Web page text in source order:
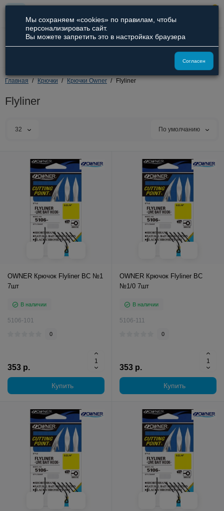
8 (800) 551-09-94
8 (929) 836-66-51
Главная Крючки Крючки Owner Flyliner
Flyliner
32 По умолчанию
OWNER Крючок Flyliner BC №1
7шт
В наличии
5106-101
0
353 р.
Купить
OWNER Крючок Flyliner BC
№1/0 7шт
В наличии
5106-111
0
353 р.
Купить
Мы сохраняем «cookies» по правилам, чтобы
персонализировать сайт.
Вы можете запретить это в настройках браузера
Согласен